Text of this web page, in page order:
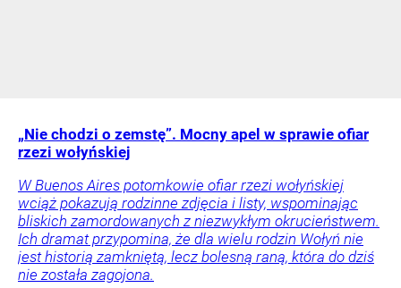
„Nie chodzi o zemstę”. Mocny apel w sprawie ofiar
rzezi wołyńskiej
W Buenos Aires potomkowie ofiar rzezi wołyńskiej
wciąż pokazują rodzinne zdjęcia i listy, wspominając
bliskich zamordowanych z niezwykłym okrucieństwem.
Ich dramat przypomina, że dla wielu rodzin Wołyń nie
jest historią zamkniętą, lecz bolesną raną, która do dziś
nie została zagojona.